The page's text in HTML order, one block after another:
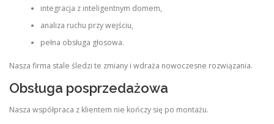
integracja z inteligentnym domem,
analiza ruchu przy wejściu,
pełna obsługa głosowa.
Nasza firma stale śledzi te zmiany i wdraża nowoczesne rozwiązania.
Obsługa posprzedażowa
Nasza współpraca z klientem nie kończy się po montażu.